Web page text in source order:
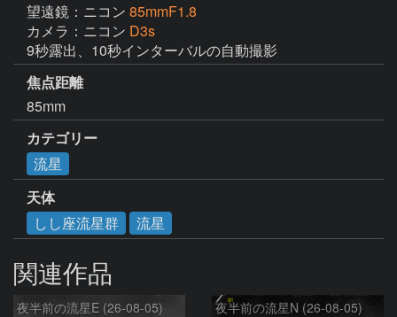
望遠鏡：ニコン 85mmF1.8
カメラ：ニコン D3s
9秒露出、10秒インターバルの自動撮影
焦点距離
85mm
カテゴリー
流星
天体
しし座流星群
流星
関連作品
夜半前の流星E (26-08-05) 夜半前の流星N (26-08-05)